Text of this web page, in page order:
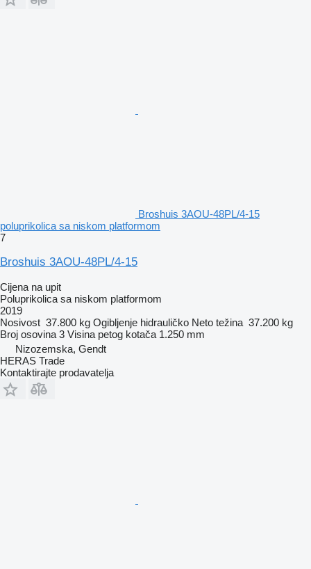
Broshuis 3AOU-48PL/4-15
poluprikolica sa niskom platformom
7
Broshuis 3AOU-48PL/4-15
Cijena na upit
Poluprikolica sa niskom platformom
2019
Nosivost 37.800 kg Ogibljenje hidrauličko Neto težina 37.200 kg
Broj osovina 3 Visina petog kotača 1.250 mm
Nizozemska, Gendt
HERAS Trade
Kontaktirajte prodavatelja